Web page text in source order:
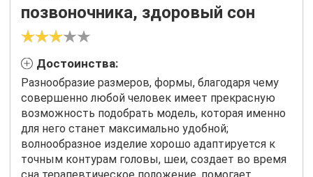
позвоночника, здоровый сон
Достоинства:
Разнообразие размеров, формы, благодаря чему
совершенно любой человек имеет прекрасную
возможность подобрать модель, которая именно
для него станет максимально удобной;
волнообразное изделие хорошо адаптируется к
точным контурам головы, шеи, создает во время
сна терапевтическое положение, помогает